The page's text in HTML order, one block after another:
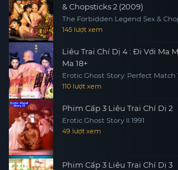
& Chopsticks 2 (2009)
The Forbidden Legend Sex &
145 lượt xem
Liêu Trai Chí Dị 4 : Đi Với Ma
Ma 18+
Erotic Ghost Story: Perfect Match
110 lượt xem
Phim Cấp 3 Liêu Trai Chí Dị 2
Erotic Ghost Story II 1991
49 lượt xem
Phim Cấp 3 Liêu Trai Chí Dị 3